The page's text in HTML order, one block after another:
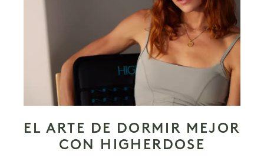
EL ARTE DE DORMIR MEJOR
CON HIGHERDOSE